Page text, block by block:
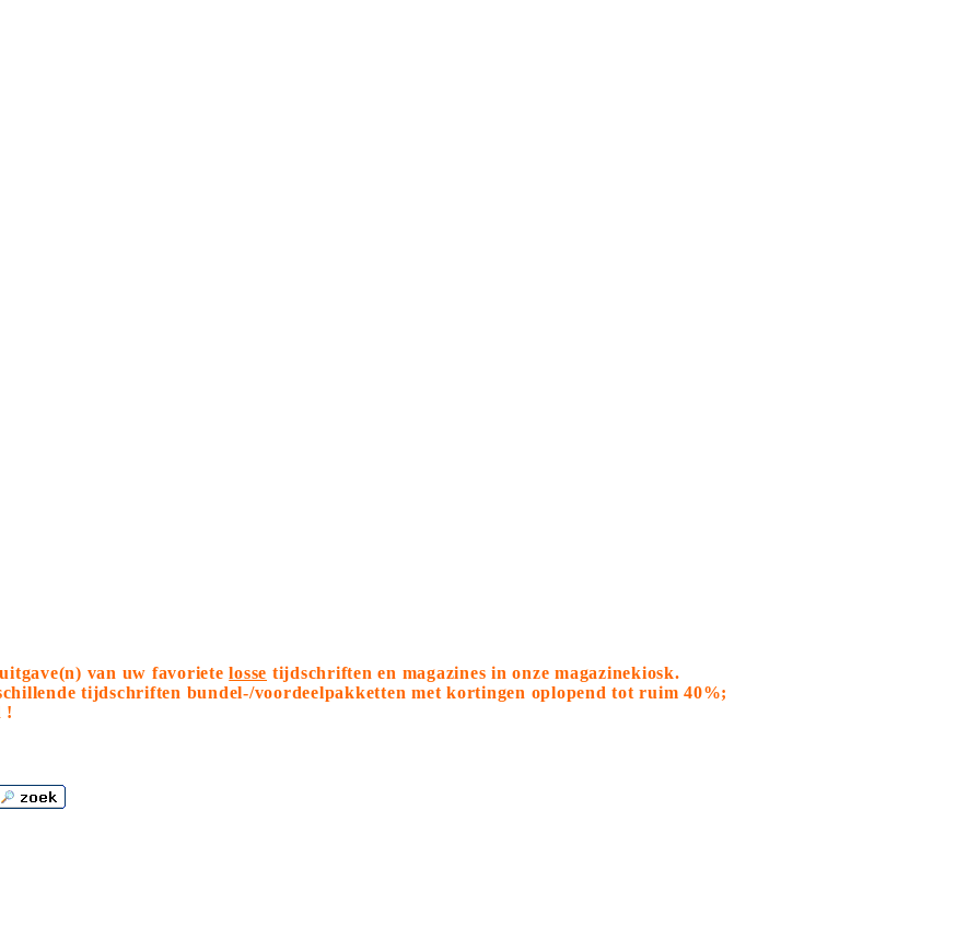
van uw favorietelosse tijdschriften en magazines in onze magazinekiosk.
tijdschriften bundel-/voordeelpakketten met kortingen oplopend tot ruim 40%;
!